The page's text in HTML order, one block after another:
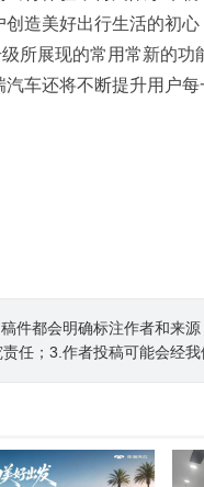
造美好出行生活的初
所展现的常用常新的
车还将不断提升用户
件都会明确标注作者和来
任；3.作者投稿可能会经我